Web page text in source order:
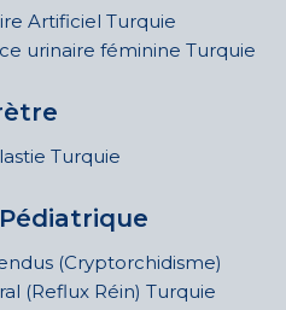
Artificiel Turquie
urinaire féminine Turquie
Turquie
(Cryptorchidisme)
(Reflux Réin) Turquie